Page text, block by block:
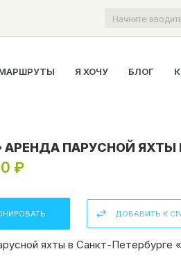
Я ХОЧУ БЛОГ
АРЕНДА ПАРУСНОЙ ЯХТЫ
₽
ДОБАВИТЬ К
яхты в Санкт-Петербурге